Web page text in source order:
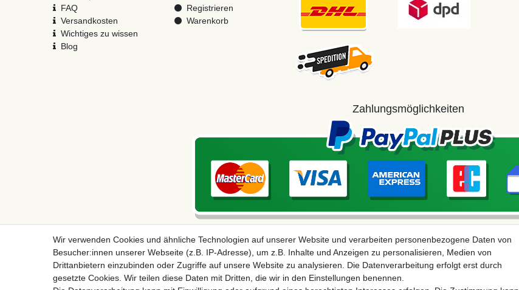
FAQ
Versandkosten
Wichtiges zu wissen
Blog
Registrieren
Warenkorb
Zahlungsmöglichkeiten
Wir verwenden Cookies und ähnliche Technologien auf unserer Website und verarbeiten personenbezogene Daten von
Besucher:innen unserer Webseite (z.B. IP-Adresse), um z.B. Inhalte und Anzeigen zu personalisieren, Medien von
Drittanbietern einzubinden oder Zugriffe auf unsere Website zu analysieren. Die Datenverarbeitung erfolgt erst durch
gesetzte Cookies. Wir teilen diese Daten mit Dritten, die wir in den Einstellungen benennen.